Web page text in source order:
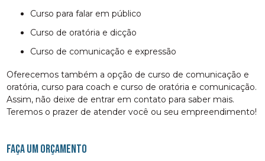
curso para falar em público
curso de oratória e dicção
curso de comunicação e expressão
Oferecemos também a opção de curso de comunicação e
oratória, curso para coach e curso de oratória e comunicação.
Assim, não deixe de entrar em contato para saber mais.
Teremos o prazer de atender você ou seu empreendimento!
FAÇA UM ORÇAMENTO